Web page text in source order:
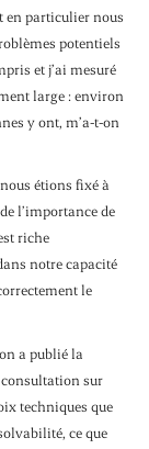
en particulier nous
potentiels
et j’ai mesuré
large : environ
y ont, m’a-t-on
étions fixé à
l’importance de
riche
notre capacité
le
a publié la
consultation sur
techniques que
ce que